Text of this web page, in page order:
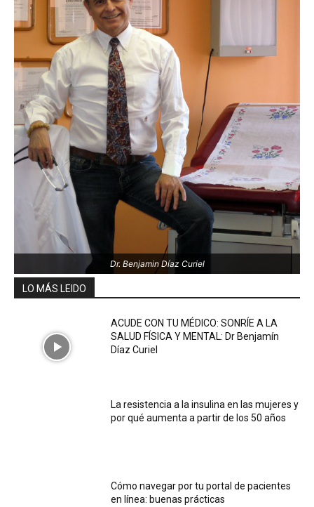
Dr. Benjamin Díaz Curiel
LO MÁS LEIDO
ACUDE CON TU MÉDICO: SONRÍE A LA
SALUD FÍSICA Y MENTAL: Dr Benjamín
Díaz Curiel
La resistencia a la insulina en las mujeres y
por qué aumenta a partir de los 50 años
Cómo navegar por tu portal de pacientes
en línea: buenas prácticas